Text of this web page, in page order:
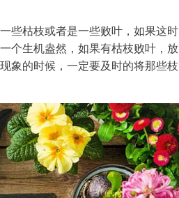
些枯枝或者是一些败叶，如果这时
个生机盎然，如果有枯枝败叶，放
象的时候，一定要及时的将那些枝